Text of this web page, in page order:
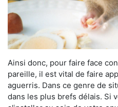
Ainsi donc, pour faire face
pareille, il est vital de faire
aguerris. Dans ce genre de
dans les plus brefs délais. Si